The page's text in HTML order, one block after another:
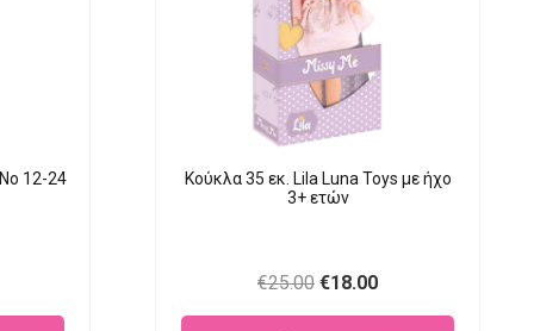
12-24
Κούκλα 35 εκ. Lila Luna Τοys με ήχο
3+ ετών
€25.00 Original
price
€18.00Current
price